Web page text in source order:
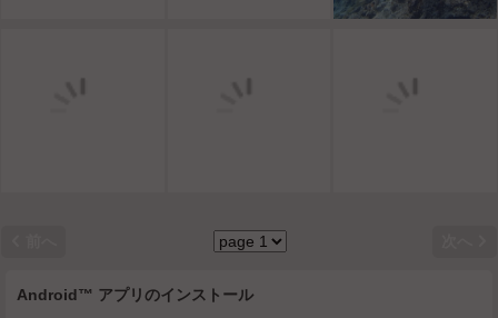
Android™ アプリのインストール